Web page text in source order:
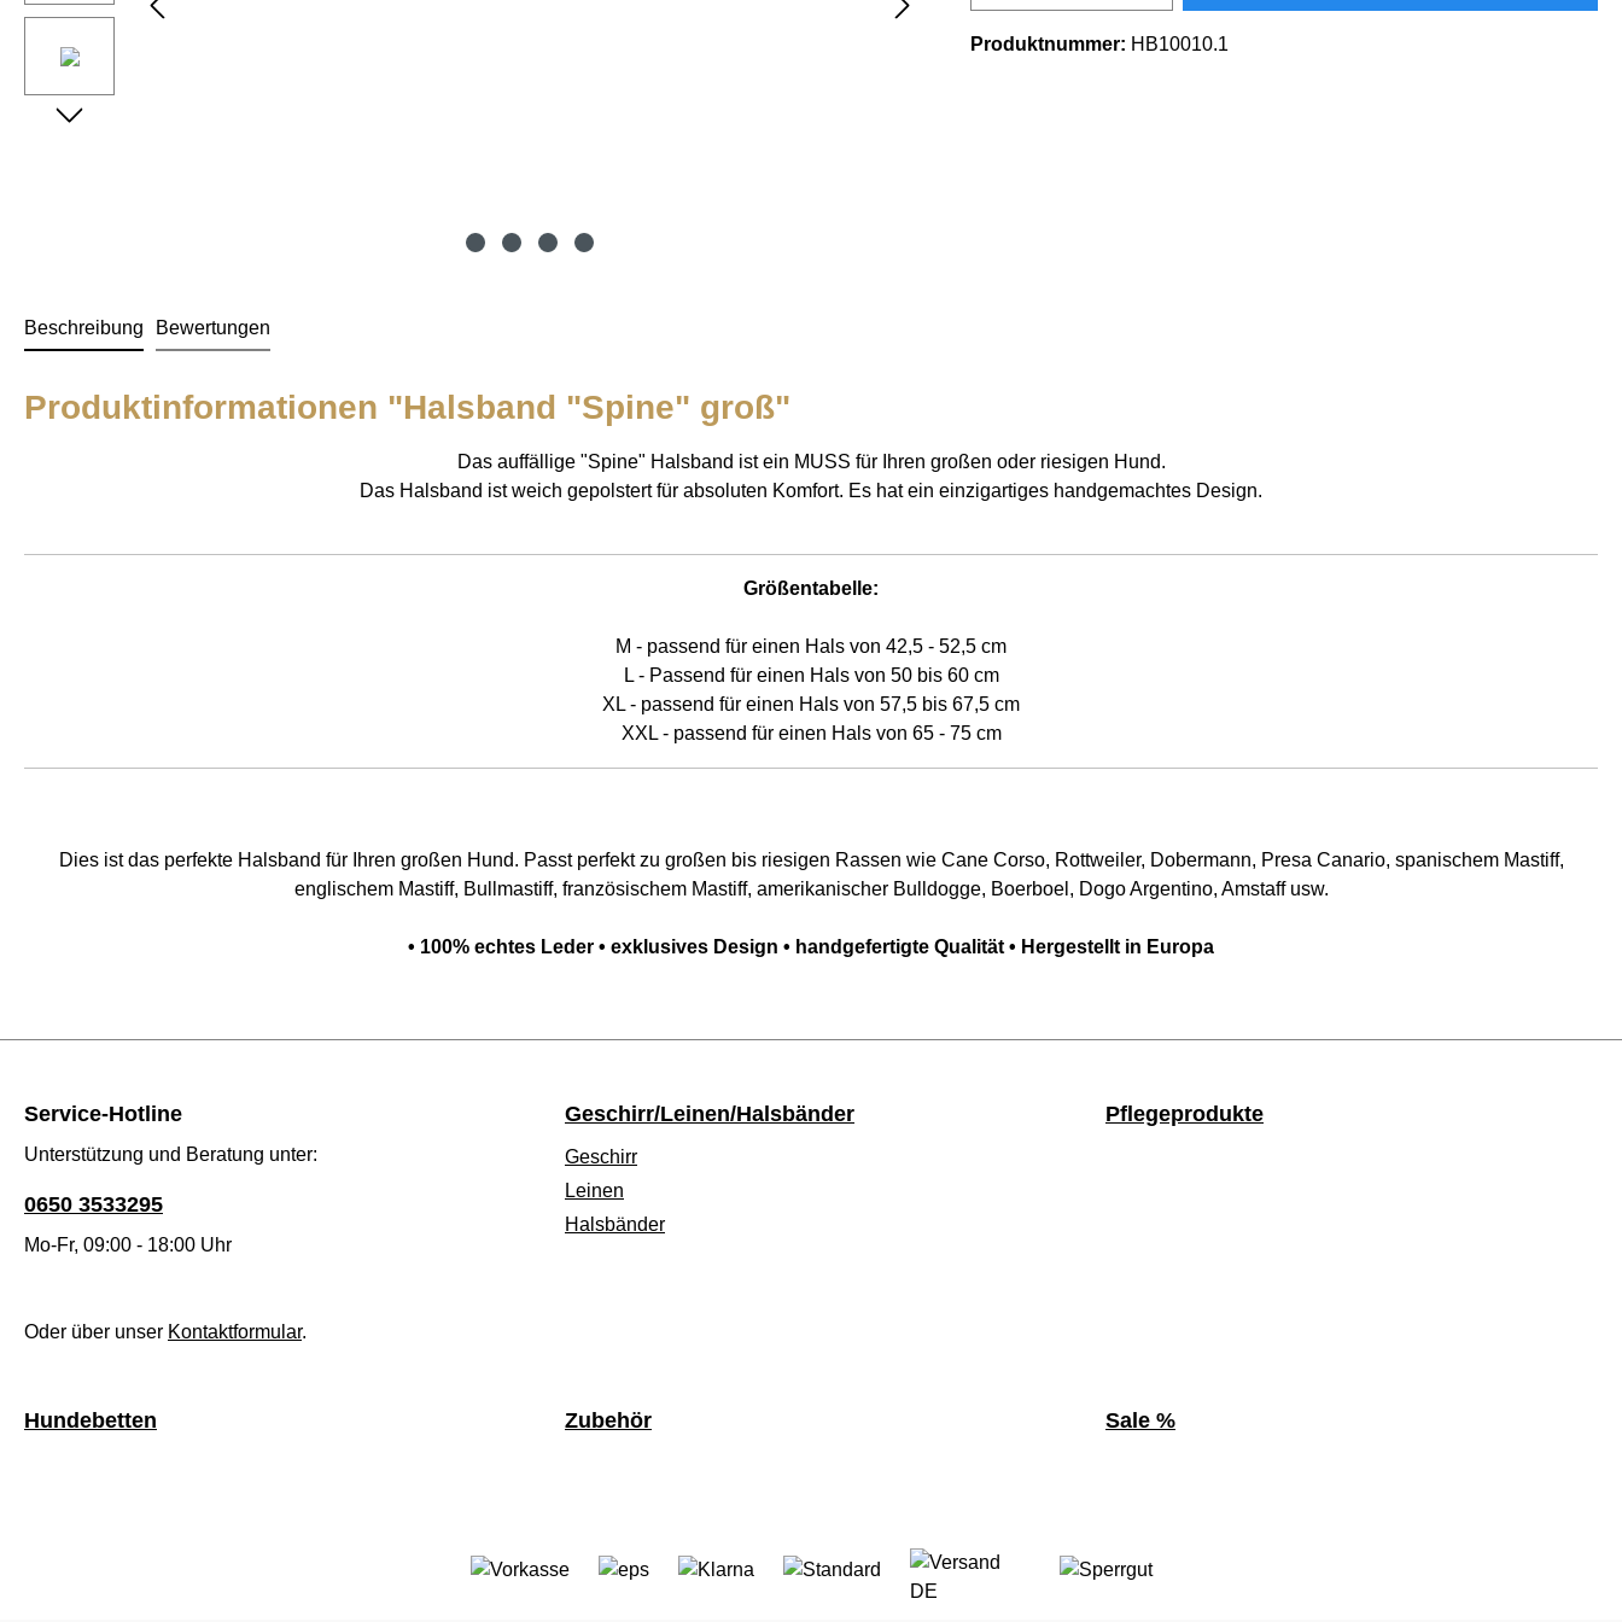
Produktnummer: HB10010.1
Beschreibung Bewertungen
Produktinformationen "Halsband "Spine" groß"
Das auffällige "Spine" Halsband ist ein MUSS für Ihren großen oder riesigen Hund.
Das Halsband ist weich gepolstert für absoluten Komfort. Es hat ein einzigartiges handgemachtes Design.
Größentabelle:
M - passend für einen Hals von 42,5 - 52,5 cm
L - Passend für einen Hals von 50 bis 60 cm
XL - passend für einen Hals von 57,5 bis 67,5 cm
XXL - passend für einen Hals von 65 - 75 cm
Dies ist das perfekte Halsband für Ihren großen Hund. Passt perfekt zu großen bis riesigen Rassen wie Cane Corso, Rottweiler, Dobermann, Presa Canario, spanischem Mastiff,
englischem Mastiff, Bullmastiff, französischem Mastiff, amerikanischer Bulldogge, Boerboel, Dogo Argentino, Amstaff usw.
• 100% echtes Leder • exklusives Design • handgefertigte Qualität • Hergestellt in Europa
Service-Hotline
Unterstützung und Beratung unter:
0650 3533295
Mo-Fr, 09:00 - 18:00 Uhr
Oder über unser Kontaktformular.
Geschirr/Leinen/Halsbänder
Geschirr
Leinen
Halsbänder
Pflegeprodukte
Hundebetten Zubehör Sale %